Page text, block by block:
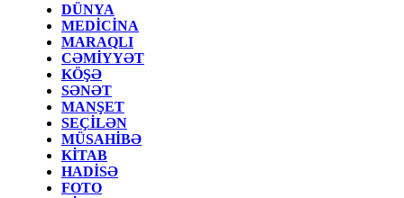
DÜNYA
MEDİCİNA
MARAQLI
CƏMİYYƏT
KÖŞƏ
SƏNƏT
MANŞET
SEÇİLƏN
MÜSAHİBƏ
KİTAB
HADİSƏ
FOTO